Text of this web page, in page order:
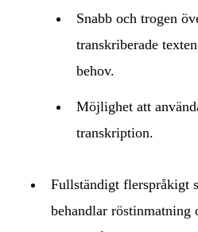
Snabb och trogen
transkriberade
behov.
Möjlighet att
transkription.
Fullständigt flerspråkigt
behandlar röstinmatning